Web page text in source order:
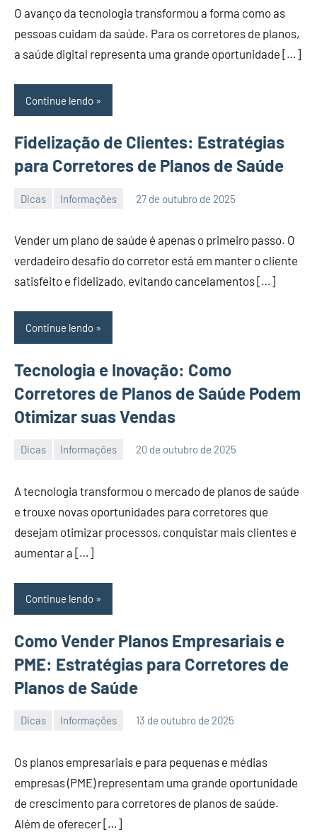
O avanço da tecnologia transformou a forma como as
pessoas cuidam da saúde. Para os corretores de planos,
a saúde digital representa uma grande oportunidade […]
Continue lendo
Fidelização de Clientes: Estratégias
para Corretores de Planos de Saúde
Dicas Informações 27 de outubro de 2025
Vender um plano de saúde é apenas o primeiro passo. O
verdadeiro desafio do corretor está em manter o cliente
satisfeito e fidelizado, evitando cancelamentos […]
Continue lendo
Tecnologia e Inovação: Como
Corretores de Planos de Saúde Podem
Otimizar suas Vendas
Dicas Informações 20 de outubro de 2025
A tecnologia transformou o mercado de planos de saúde
e trouxe novas oportunidades para corretores que
desejam otimizar processos, conquistar mais clientes e
aumentar a […]
Continue lendo
Como Vender Planos Empresariais e
PME: Estratégias para Corretores de
Planos de Saúde
Dicas Informações 13 de outubro de 2025
Os planos empresariais e para pequenas e médias
empresas (PME) representam uma grande oportunidade
de crescimento para corretores de planos de saúde.
Além de oferecer […]